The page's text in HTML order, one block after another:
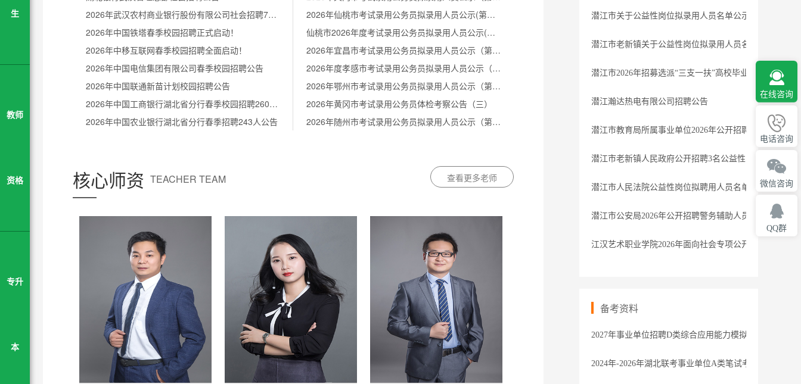
生
教师
资格
专升
本
2026年武汉农村商业银行股份有限公司社会招聘7人公告
2026年中国铁塔春季校园招聘正式启动！
2026年中移互联网春季校园招聘全面启动！
2026年中国电信集团有限公司春季校园招聘公告
2026年中国联通新苗计划校园招聘公告
2026年中国工商银行湖北省分行春季校园招聘260人公告
2026年中国农业银行湖北省分行春季招聘243人公告
2026年仙桃市考试录用公务员拟录用人员公示(第二批)
仙桃市2026年度考试录用公务员拟录用人员公示(第二批)
2026年宜昌市考试录用公务员拟录用人员公示（第二批）
2026年度孝感市考试录用公务员拟录用人员公示（第二批）
2026年鄂州市考试录用公务员拟录用人员公示（第三批）
2026年黄冈市考试录用公务员体检考察公告（三）
2026年随州市考试录用公务员拟录用人员公示（第三批）
核心师资 TEACHER TEAM 查看更多老师
潜江市关于公益性岗位拟录用人员名单公示
潜江市老新镇关于公益性岗位拟录用人员名单公示
潜江市2026年招募选派“三支一扶”高校毕业生体检递补公
潜江瀚达热电有限公司招聘公告
潜江市教育局所属事业单位2026年公开招聘教师体检递
潜江市老新镇人民政府公开招聘3名公益性岗位人员的公
潜江市人民法院公益性岗位拟聘用人员名单公示
潜江市公安局2026年公开招聘警务辅助人员公告
江汉艺术职业学院2026年面向社会专项公开招聘教师、
备考资料
2027年事业单位招聘D类综合应用能力模拟卷1解析
2024年-2026年湖北联考事业单位A类笔试考题-参考答案
在线咨询
电话咨询
微信咨询
QQ群